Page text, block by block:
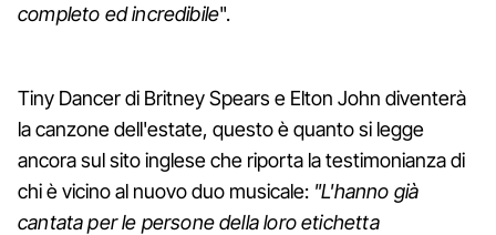
completo ed incredibile".
Tiny Dancer di Britney Spears e Elton John diventerà
la canzone dell'estate, questo è quanto si legge
ancora sul sito inglese che riporta la testimonianza di
chi è vicino al nuovo duo musicale: "L'hanno già
cantata per le persone della loro etichetta